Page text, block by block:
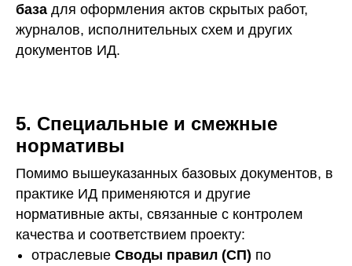
база для оформления актов скрытых работ,
журналов, исполнительных схем и других
документов ИД.
5. Специальные и смежные
нормативы
Помимо вышеуказанных базовых документов, в
практике ИД применяются и другие
нормативные акты, связанные с контролем
качества и соответствием проекту:
отраслевые Своды правил (СП) по